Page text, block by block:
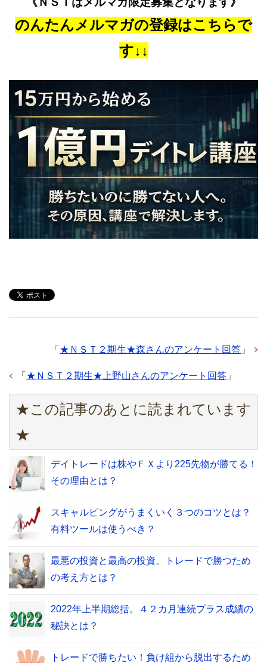
のんたんメルマガの登録はこちらで
す↓↓
「 ★ＮＳＴ２期生★森さんのアンケート回答 」
「 ★ＮＳＴ２期生★上野山さんのアンケート回答 」
★この記事のあとに読まれています
★
デイトレードは株やＦＸより225先物が勝てる！
その理由とは？
スキャルピングがうまくいく３つのコツとは？
有料ツールは使うべき？
最悪の投資と最高の投資。トレードで勝つため
の考え方とは？
2022年上半期総括。４２カ月連続プラス成績の
秘訣とは？
トレードで勝ちたい！負け組から脱出するため